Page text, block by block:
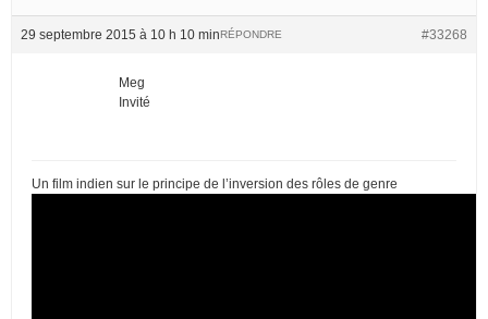
29 septembre 2015 à 10 h 10 min #33268
RÉPONDRE
Meg
Invité
Un film indien sur le principe de l’inversion des rôles de genre